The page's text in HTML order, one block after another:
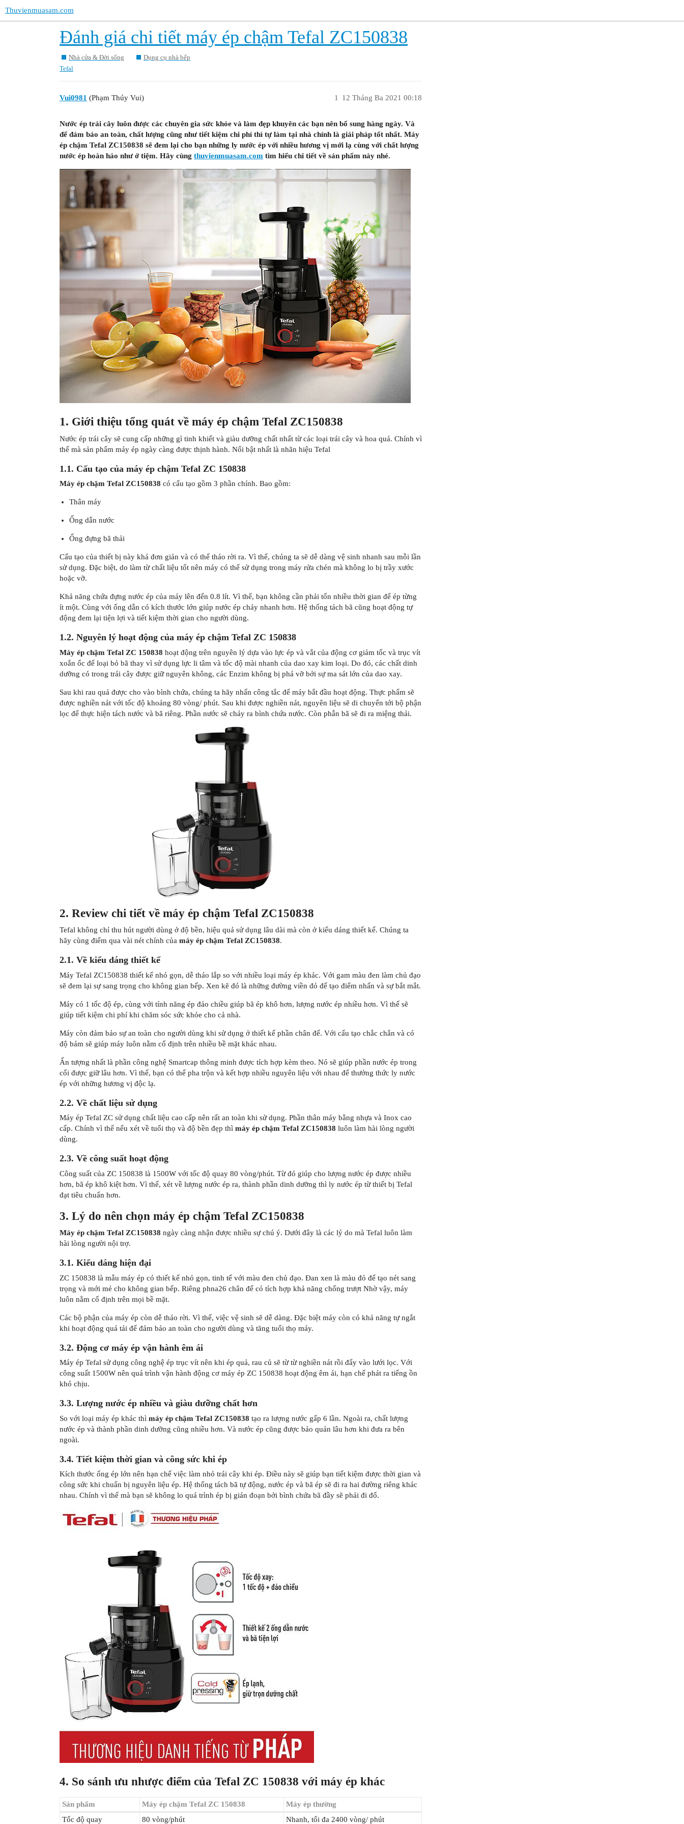
Thuvienmuasam.com
Đánh giá chi tiết máy ép chậm Tefal ZC150838
Nhà cửa & Đời sống
Dụng cụ nhà bếp
Tefal
Vui0981 (Phạm Thúy Vui) 12 Tháng Ba 2021 00:18
1
Nước ép trái cây luôn được các chuyên gia sức khỏe và làm đẹp khuyên các bạn nên bổ sung hàng ngày. Và
để đảm bảo an toàn, chất lượng cũng như tiết kiệm chi phí thì tự làm tại nhà chính là giải pháp tốt nhất. Máy
ép chậm Tefal ZC150838 sẽ đem lại cho bạn những ly nước ép với nhiều hương vị mới lạ cùng với chất lượng
nước ép hoàn hảo như ở tiệm. Hãy cùng thuvienmuasam.com tìm hiểu chi tiết về sản phẩm này nhé.
1. Giới thiệu tổng quát về máy ép chậm Tefal ZC150838
Nước ép trái cây sẽ cung cấp những gì tinh khiết và giàu dưỡng chất nhất từ các loại trái cây và hoa quả. Chính vì
thế mà sản phẩm máy ép ngày càng được thịnh hành. Nổi bật nhất là nhãn hiệu Tefal
1.1. Cấu tạo của máy ép chậm Tefal ZC 150838
Máy ép chậm Tefal ZC150838 có cấu tạo gồm 3 phần chính. Bao gồm:
Thân máy
Ống dẫn nước
Ống đựng bã thải
Cấu tạo của thiết bị này khá đơn giản và có thể tháo rời ra. Vì thế, chúng ta sẽ dễ dàng vệ sinh nhanh sau mỗi lần
sử dụng. Đặc biệt, do làm từ chất liệu tốt nên máy có thể sử dụng trong máy rửa chén mà không lo bị trầy xước
hoặc vỡ.
Khả năng chứa đựng nước ép của máy lên đến 0.8 lít. Vì thế, bạn không cần phải tốn nhiều thời gian để ép từng
ít một. Cùng với ống dẫn có kích thước lớn giúp nước ép chảy nhanh hơn. Hệ thống tách bã cũng hoạt động tự
động đem lại tiện lợi và tiết kiệm thời gian cho người dùng.
1.2. Nguyên lý hoạt động của máy ép chậm Tefal ZC 150838
Máy ép chậm Tefal ZC 150838 hoạt động trên nguyên lý dựa vào lực ép và vắt của động cơ giảm tốc và trục vít
xoắn ốc để loại bỏ bã thay vì sử dụng lực li tâm và tốc độ mài nhanh của dao xay kim loại. Do đó, các chất dinh
dưỡng có trong trái cây được giữ nguyên không, các Enzim không bị phá vỡ bởi sự ma sát lớn của dao xay.
Sau khi rau quả được cho vào bình chứa, chúng ta hãy nhấn công tắc để máy bắt đầu hoạt động. Thực phẩm sẽ
được nghiền nát với tốc độ khoảng 80 vòng/ phút. Sau khi được nghiền nát, nguyên liệu sẽ di chuyển tới bộ phận
lọc để thực hiện tách nước và bã riêng. Phần nước sẽ chảy ra bình chứa nước. Còn phẫn bã sẽ đi ra miệng thải.
2. Review chi tiết về máy ép chậm Tefal ZC150838
Tefal không chỉ thu hút người dùng ở độ bền, hiệu quả sử dụng lâu dài mà còn ở kiểu dáng thiết kế. Chúng ta
hãy cùng điểm qua vài nét chính của máy ép chậm Tefal ZC150838.
2.1. Về kiểu dáng thiết kế
Máy Tefal ZC150838 thiết kế nhỏ gọn, dễ tháo lắp so với nhiều loại máy ép khác. Với gam màu đen làm chủ đạo
sẽ đem lại sự sang trọng cho không gian bếp. Xen kẽ đó là những đường viền đỏ để tạo điểm nhấn và sự bắt mắt.
Máy có 1 tốc độ ép, cùng với tính năng ép đảo chiều giúp bã ép khô hơn, lượng nước ép nhiều hơn. Vì thế sẽ
giúp tiết kiệm chi phí khi chăm sóc sức khỏe cho cả nhà.
Máy còn đảm bảo sự an toàn cho người dùng khi sử dụng ở thiết kế phần chân đế. Với cấu tạo chắc chắn và có
độ bám sẽ giúp máy luôn nằm cố định trên nhiều bề mặt khác nhau.
Ấn tượng nhất là phần công nghệ Smartcap thông minh được tích hợp kèm theo. Nó sẽ giúp phần nước ép trong
cối được giữ lâu hơn. Vì thế, bạn có thể pha trộn và kết hợp nhiều nguyên liệu với nhau để thưởng thức ly nước
ép với những hương vị độc lạ.
2.2. Về chất liệu sử dụng
Máy ép Tefal ZC sử dụng chất liệu cao cấp nên rất an toàn khi sử dụng. Phần thân máy bằng nhựa và Inox cao
cấp. Chính vì thế nếu xét về tuổi thọ và độ bền đẹp thì máy ép chậm Tefal ZC150838 luôn làm hài lòng người
dùng.
2.3. Về công suất hoạt động
Công suất của ZC 150838 là 1500W với tốc độ quay 80 vòng/phút. Từ đó giúp cho lượng nước ép được nhiều
hơn, bã ép khô kiệt hơn. Vì thế, xét về lượng nước ép ra, thành phần dinh dưỡng thì ly nước ép từ thiết bị Tefal
đạt tiêu chuẩn hơn.
3. Lý do nên chọn máy ép chậm Tefal ZC150838
Máy ép chậm Tefal ZC150838 ngày càng nhận được nhiều sự chú ý. Dưới đây là các lý do mà Tefal luôn làm
hài lòng người nội trợ.
3.1. Kiểu dáng hiện đại
ZC 150838 là mẫu máy ép có thiết kế nhỏ gọn, tinh tế với màu đen chủ đạo. Đan xen là màu đỏ để tạo nét sang
trọng và mới mẻ cho không gian bếp. Riêng phna26 chân đế có tích hợp khả năng chống trượt Nhờ vậy, máy
luôn nằm cố định trên mọi bề mặt.
Các bộ phận của máy ép còn dễ tháo rời. Vì thế, việc vệ sinh sẽ dễ dàng. Đặc biệt máy còn có khả năng tự ngắt
khi hoạt động quá tải để đảm bảo an toàn cho người dùng và tăng tuổi thọ máy.
3.2. Động cơ máy ép vận hành êm ái
Máy ép Tefal sử dụng công nghệ ép trục vít nên khi ép quả, rau củ sẽ từ từ nghiền nát rồi đẩy vào lưới lọc. Với
công suất 1500W nên quá trình vận hành động cơ máy ép ZC 150838 hoạt động êm ái, hạn chế phát ra tiếng ồn
khó chịu.
3.3. Lượng nước ép nhiều và giàu dưỡng chất hơn
So với loại máy ép khác thì máy ép chậm Tefal ZC150838 tạo ra lượng nước gấp 6 lần. Ngoài ra, chất lượng
nước ép và thành phần dinh dưỡng cũng nhiều hơn. Và nước ép cũng được bảo quản lâu hơn khi đưa ra bên
ngoài.
3.4. Tiết kiệm thời gian và công sức khi ép
Kích thước ống ép lớn nên hạn chế việc làm nhỏ trái cây khi ép. Điều này sẽ giúp bạn tiết kiệm được thời gian và
công sức khi chuẩn bị nguyên liệu ép. Hệ thống tách bã tự động, nước ép và bã ép sẽ đi ra hai đường riêng khác
nhau. Chính vì thế mà bạn sẽ không lo quá trình ép bị gián đoạn bởi bình chứa bã đầy sẽ phải đi đổ.
4. So sánh ưu nhược điểm của Tefal ZC 150838 với máy ép khác
Sản phẩm Máy ép chậm Tefal ZC 150838
Máy ép thường
Tốc độ quay
80 vòng/phút Nhanh, tối đa 2400 vòng/ phút